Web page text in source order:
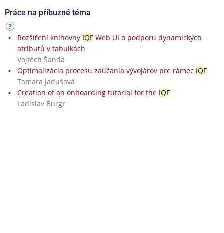
Práce na příbuzné téma
Rozšíření knihovny IQFWeb UI o podporu dynamických
atributů v tabulkách
Vojtěch Šanda
Optimalizácia procesu zaúčania vývojárov pre rámec IQF
Tamara Jadušová
Creation of an onboarding tutorial for the IQF
Ladislav Burgr